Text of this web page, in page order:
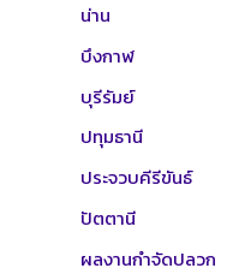
น่าน
บึงกาฬ
บุรีรัมย์
ปทุมธานี
ประจวบคีรีขันธ์
ปัตตานี
ผลงานกำจัดปลวก